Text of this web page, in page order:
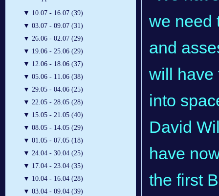
▼ 10.07 - 16.07 (39)
▼ 03.07 - 09.07 (31)
▼ 26.06 - 02.07 (29)
▼ 19.06 - 25.06 (29)
▼ 12.06 - 18.06 (37)
▼ 05.06 - 11.06 (38)
▼ 29.05 - 04.06 (25)
▼ 22.05 - 28.05 (28)
▼ 15.05 - 21.05 (40)
▼ 08.05 - 14.05 (29)
▼ 01.05 - 07.05 (18)
▼ 24.04 - 30.04 (25)
▼ 17.04 - 23.04 (35)
▼ 10.04 - 16.04 (28)
▼ 03.04 - 09.04 (39)
we need
and
will have
into
David
have
the first